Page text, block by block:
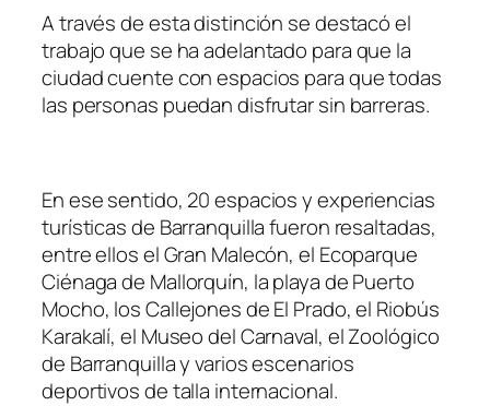
A través de esta distinción se destacó el
trabajo que se ha adelantado para que la
ciudad cuente con espacios para que todas
las personas puedan disfrutar sin barreras.
En ese sentido, 20 espacios y experiencias
turísticas de Barranquilla fueron resaltadas,
entre ellos el Gran Malecón, el Ecoparque
Ciénaga de Mallorquín, la playa de Puerto
Mocho, los Callejones de El Prado, el Riobús
Karakalí, el Museo del Carnaval, el Zoológico
de Barranquilla y varios escenarios
deportivos de talla internacional.